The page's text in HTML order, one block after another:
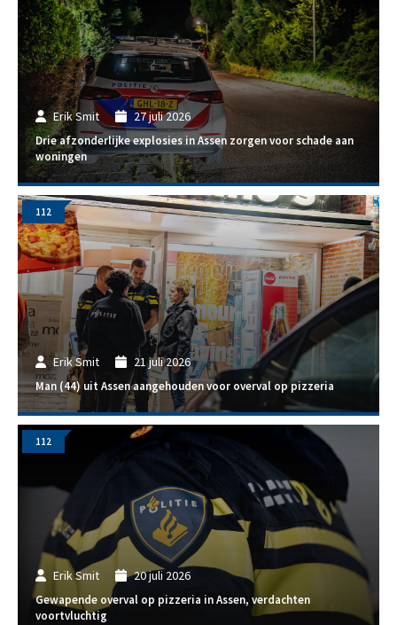
Erik Smit 27 juli 2026
Drie afzonderlijke explosies in Assen zorgen voor schade aan
woningen
Erik Smit 21 juli 2026
Man (44) uit Assen aangehouden voor overval op pizzeria
112
Erik Smit 20 juli 2026
Gewapende overval op pizzeria in Assen, verdachten
voortvluchtig
112